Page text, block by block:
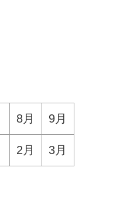
8月 9月
2月 3月